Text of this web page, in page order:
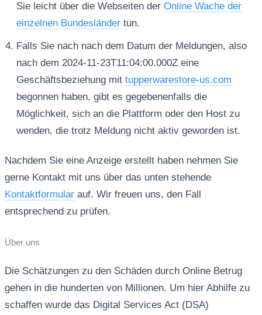
Sie leicht über die Webseiten der Online Wache der
einzelnen Bundesländertun.
Falls Sie nach nach dem Datum der Meldungen, also
nach dem 2024-11-23T11:04:00.000Z eine
Geschäftsbeziehung mit tupperwarestore-us.com
begonnen haben, gibt es gegebenenfalls die
Möglichkeit, sich an die Plattform oder den Host zu
wenden, die trotz Meldung nicht aktiv geworden ist.
Nachdem Sie eine Anzeige erstellt haben nehmen Sie
gerne Kontakt mit uns über das unten stehende
Kontaktformularauf. Wir freuen uns, den Fall
entsprechend zu prüfen.
Über uns
Die Schätzungen zu den Schäden durch Online Betrug
gehen in die hunderten von Millionen. Um hier Abhilfe zu
schaffen wurde das Digital Services Act (DSA)